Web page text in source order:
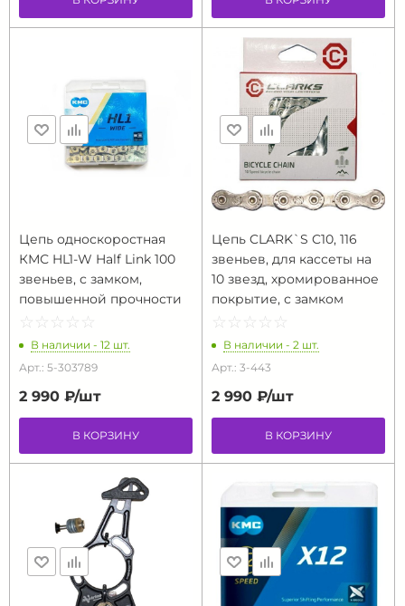
Цепь односкоростная
КМС HL1-W Half Link 100
звеньев, с замком,
повышенной прочности
☆ ☆ ☆ ☆ ☆
★ ★ ★ ★ ★
В наличии - 12 шт.
Арт.: 5-303789
2 990 ₽/шт
В КОРЗИНУ
Цепь CLARK`S C10, 116
звеньев, для кассеты на
10 звезд, хромированное
покрытие, с замком
☆ ☆ ☆ ☆ ☆
★ ★ ★ ★ ★
В наличии - 2 шт.
Арт.: 3-443
2 990 ₽/шт
В КОРЗИНУ